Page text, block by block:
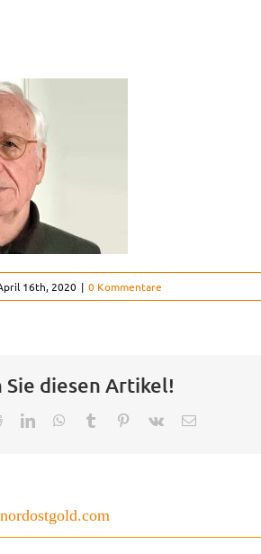
Der Verein
Kontakt
FAQ
16th, 2020 | 0 Kommentare
Sie diesen Artikel!
RedditLinkedInWhatsApp
Tumblr Pinterest
Vk
E-